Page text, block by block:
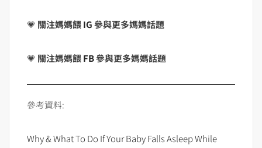
💗 關注媽媽餵IG參與更多媽媽話題
💗 關注媽媽餵FB參與更多媽媽話題
參考資料:
Why & What To Do If Your Baby Falls Asleep While